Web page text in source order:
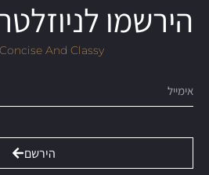
הירשמו
And Classy
הירשם